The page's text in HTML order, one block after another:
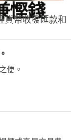
慳錢
貨幣收發匯款和
便。